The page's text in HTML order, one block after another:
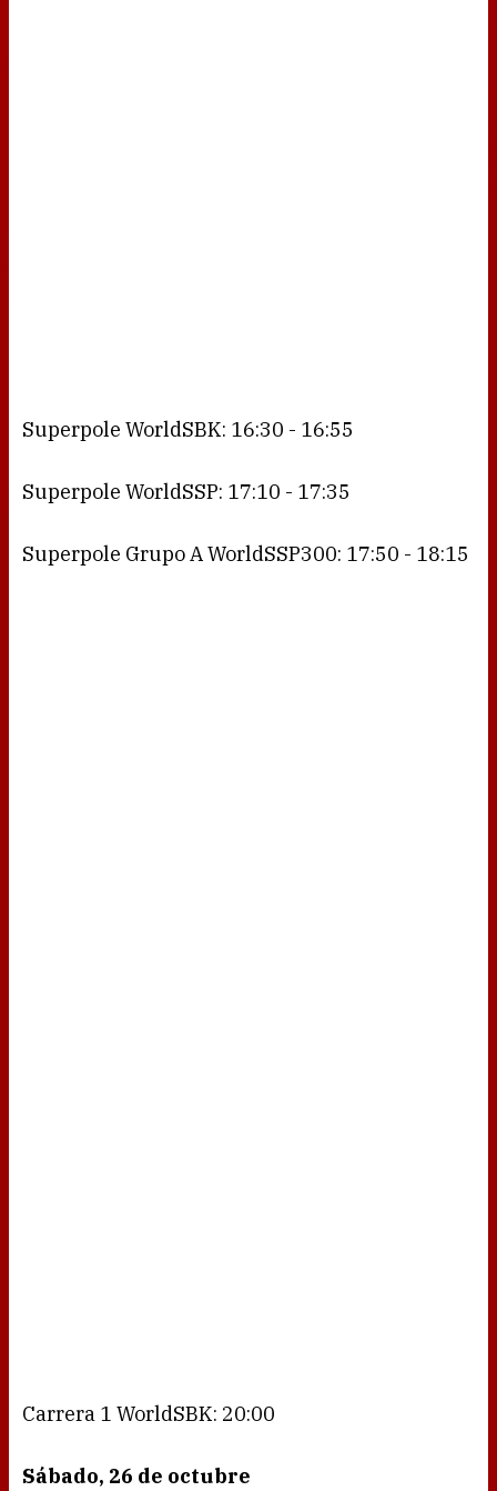
Superpole WorldSBK: 16:30 - 16:55
Superpole WorldSSP: 17:10 - 17:35
Superpole Grupo A WorldSSP300: 17:50 - 18:15
Carrera 1 WorldSBK: 20:00
Sábado, 26 de octubre